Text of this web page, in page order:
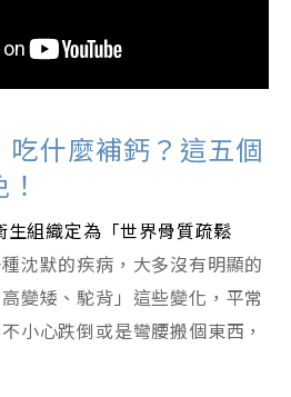
吃什麼補鈣？這五個
組織定為「世界骨質疏鬆
沈默的疾病，大多沒有明顯的
變矮、駝背」這些變化，平常
小心跌倒或是彎腰搬個東西，